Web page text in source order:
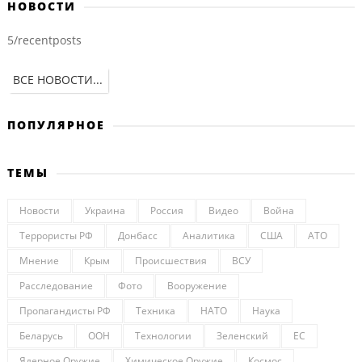
НОВОСТИ
5/recentposts
ВСЕ НОВОСТИ...
ПОПУЛЯРНОЕ
ТЕМЫ
Новости Украина Россия Видео
Война
Террористы РФ
Донбасс Аналитика США
АТО
Мнение
Крым Происшествия
ВСУ
Расследование
Фото
Вооружение
Пропагандисты РФ
Техника НАТО
Наука
Беларусь
ООН Технологии Зеленский
ЕС